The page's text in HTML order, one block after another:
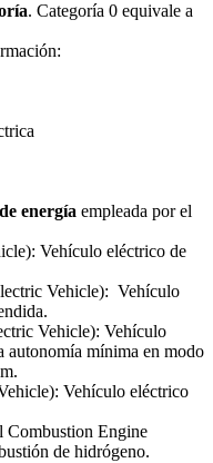
. Categoría 0 equivale a
energía empleada por el
Vehículo eléctrico de
Vehicle): Vehículo
Vehicle): Vehículo
autonomía mínima en modo
Vehículo eléctrico
Engine
de hidrógeno.